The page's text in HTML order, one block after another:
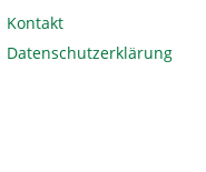
Kontakt
Datenschutzerklärung